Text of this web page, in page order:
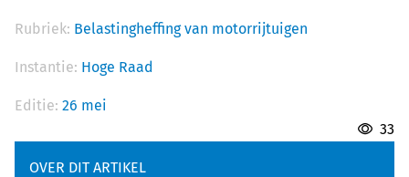
Rubriek: Belastingheffing van motorrijtuigen
Instantie: Hoge Raad
Editie: 26 mei
33
OVER DIT ARTIKEL